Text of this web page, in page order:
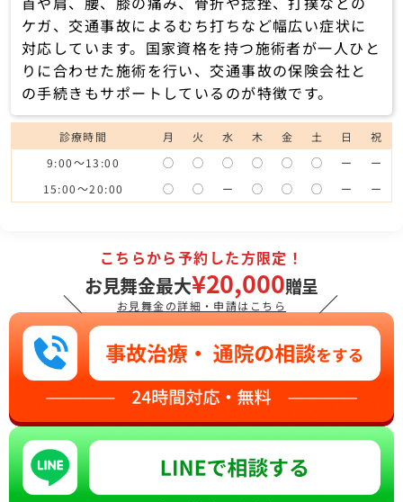
診療時間 月 火 水 木 金 土 日
祝
9:00～13:00
◯ ◯ ◯ ◯ ◯ ◯ ー
ー
15:00～20:00
◯ ◯ ー ◯ ◯ ◯ ー ー
ケガ、交通事故によるむち打ちなど幅広い症状に
対応しています。国家資格を持つ施術者が一人ひと
りに合わせた施術を行い、交通事故の保険会社と
の手続きもサポートしているのが特徴です。
＼
こちらから予約した方限定！
お見舞金最大¥20,000贈呈
お見舞金の詳細・申請はこちら ／